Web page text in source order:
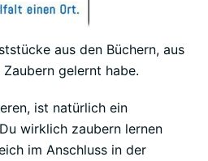
aus den Büchern, aus
gelernt habe.
ist natürlich ein
wirklich zaubern lernen
im Anschluss in der